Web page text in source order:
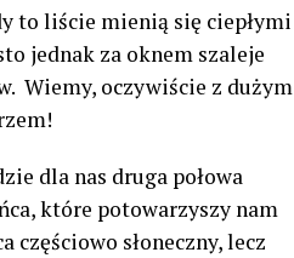
to liście mienią się ciepłymi
jednak za oknem szaleje
Wiemy, oczywiście z dużym
dla nas druga połowa
które potowarzyszy nam
słoneczny, lecz